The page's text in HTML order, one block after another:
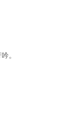
。